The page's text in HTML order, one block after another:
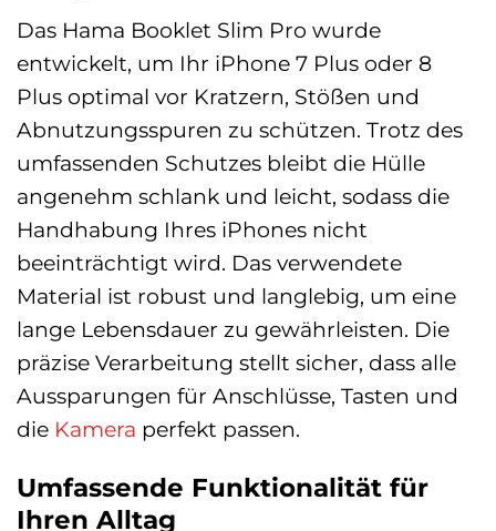
Das Hama Booklet Slim Pro wurde
entwickelt, um Ihr iPhone 7 Plus oder 8
Plus optimal vor Kratzern, Stößen und
Abnutzungsspuren zu schützen. Trotz des
umfassenden Schutzes bleibt die Hülle
angenehm schlank und leicht, sodass die
Handhabung Ihres iPhones nicht
beeinträchtigt wird. Das verwendete
Material ist robust und langlebig, um eine
lange Lebensdauer zu gewährleisten. Die
präzise Verarbeitung stellt sicher, dass alle
Aussparungen für Anschlüsse, Tasten und
die Kamera perfekt passen.
Umfassende Funktionalität für
Ihren Alltag